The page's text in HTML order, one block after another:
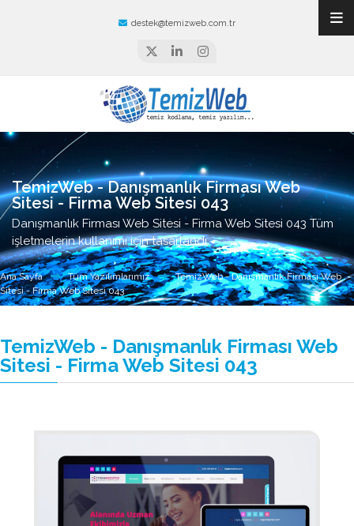
destek@temizweb.com.tr
TemizWeb - Danışmanlık Firması Web
Sitesi - Firma Web Sitesi 043
Danışmanlık Firması Web Sitesi - Firma Web Sitesi 043 Tüm
işletmelerin kullanımı için tasarlandı.
Ana Sayfa Tüm Yazılımlarımız
TemizWeb - Danışmanlık Firması Web
Sitesi - Firma Web Sitesi 043
TemizWeb - Danışmanlık Firması Web
Sitesi - Firma Web Sitesi 043